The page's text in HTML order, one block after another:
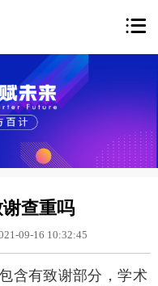

查重吗
09-16 10:32:45
含有致谢部分，学术